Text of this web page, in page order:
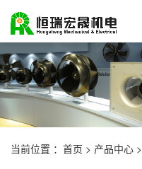
当前位置 ： 首页 > 产品中心 >